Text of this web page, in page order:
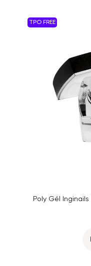
TPO FREE
Poly Gél